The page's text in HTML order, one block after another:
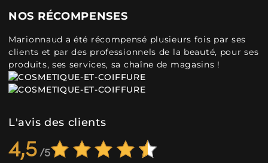
NOS RÉCOMPENSES
Marionnaud a été récompensé plusieurs fois par ses
clients et par des professionnels de la beauté, pour ses
produits, ses services, sa chaîne de magasins !
L'avis des clients
4,5